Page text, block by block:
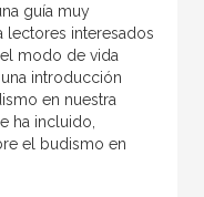
guía muy
lectores interesados
modo de vida
introducción
en nuestra
ha incluido,
el budismo en